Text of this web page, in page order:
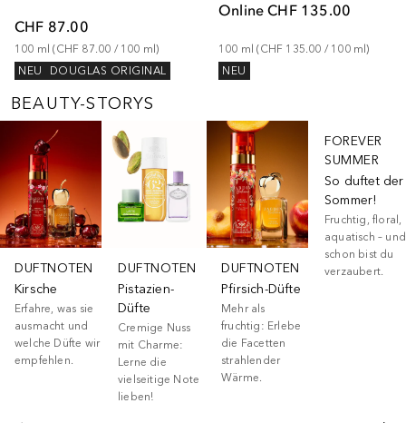
CHF 87.00
100 ml (CHF 87.00 / 100 ml)
NEU
DOUGLAS ORIGINAL
Online CHF 135.00
100 ml (CHF 135.00 / 100 ml)
NEU
BEAUTY-STORYS
Überspringen
DUFTNOTEN
Kirsche
Erfahre, was sie
ausmacht und
welche Düfte wir
empfehlen.
DUFTNOTEN
Pistazien-
Düfte
Cremige Nuss
mit Charme:
Lerne die
vielseitige Note
lieben!
DUFTNOTEN
Pfirsich-Düfte
Mehr als
fruchtig: Erlebe
die Facetten
strahlender
Wärme.
FOREVER
SUMMER
So duftet der
Sommer!
Fruchtig, floral,
aquatisch – und
schon bist du
verzaubert.